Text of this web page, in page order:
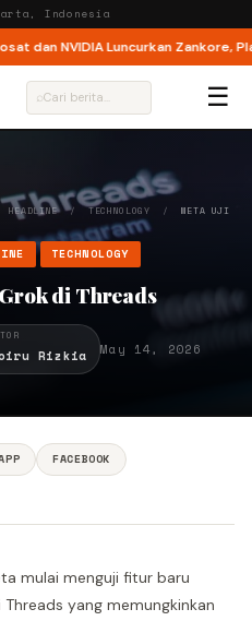
Indonesia
dan NVIDIA Luncurkan Zankore,
⌕ ☰
HEADLINE/TECHNOLOGY / META UJI
TECHNOLOGY
di Threads
Rizkia
May 14, 2026
FACEBOOK
mulai menguji fitur baru
yang memungkinkan